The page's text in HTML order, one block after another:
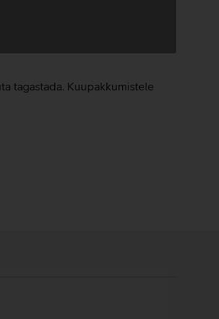
tagastada. Kuupakkumistele